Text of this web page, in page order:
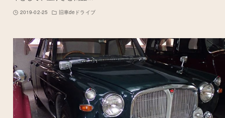
2019-02-25 旧車deドライブ